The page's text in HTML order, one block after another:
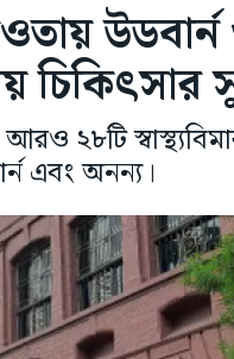
আরও ২৮টি
এবং অনন্য।